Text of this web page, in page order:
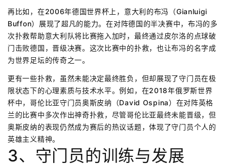
再比如，在2006年德国世界杯上，意大利的布冯（Gianluigi
Buffon）展现了超凡的能力。在对阵德国的半决赛中，布冯的多
次扑救帮助意大利队将比赛拖入加时，最终通过皮尔洛的点球破
门击败德国，晋级决赛。这次比赛中的扑救，也让布冯的名字成
为世界足坛的传奇之一。
更有一些扑救，虽然未能决定最终胜负，但却展现了守门员在极
限状态下的心理素质与技术水平。例如，在2018年俄罗斯世界
杯中，哥伦比亚守门员奥斯皮纳（David Ospina）在对阵英格
兰的比赛中多次作出神奇扑救，尽管哥伦比亚最终未能晋级，但
奥斯皮纳的表现仍然成为赛后的热议话题，体现了守门员个人的
英雄主义精神。
3、守门员的训练与发展